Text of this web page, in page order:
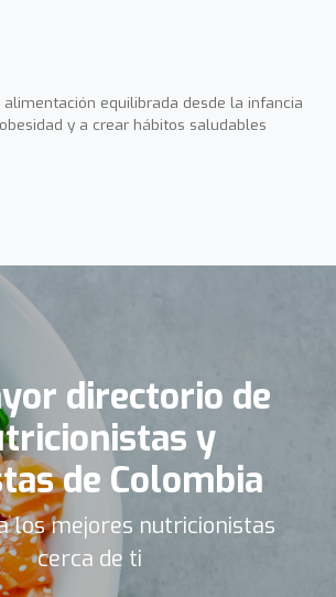
alimentación equilibrada desde la infancia
y a crear hábitos saludables
directorio de
y
de Colombia
los mejores nutricionistas
cerca de ti